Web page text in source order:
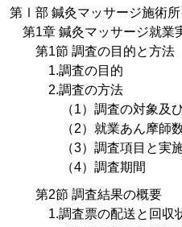
第Ⅰ部 鍼灸マッサージ施術所
第1章 鍼灸マッサージ就業
第1節 調査の目的と方法
1.調査の目的
2.調査の方法
（1）調査の対象及
（2）就業あん摩師
（3）調査項目と実
（4）調査期間
第2節 調査結果の概要
1.調査票の配送と回収